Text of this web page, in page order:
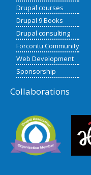
Drupal courses
Drupal 9 Books
Drupal consulting
Forcontu Community
Web Development
Sponsorship
Collaborations